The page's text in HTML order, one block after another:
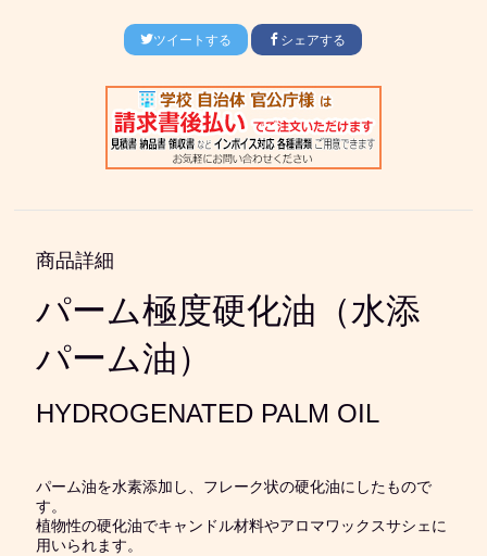
ツイートする シェアする
商品詳細
パーム極度硬化油（水添
パーム油）
HYDROGENATED PALM OIL
パーム油を水素添加し、フレーク状の硬化油にしたもので
す。
植物性の硬化油でキャンドル材料やアロマワックスサシェに
用いられます。